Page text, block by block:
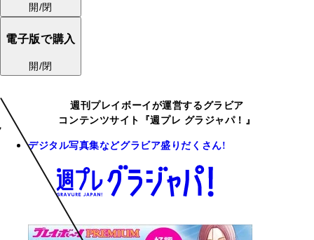
開/閉
電子版で購入
開/閉
週刊プレイボーイが運営するグラビア
コンテンツサイト『週プレ グラジャパ！』
デジタル写真集などグラビア盛りだくさん!